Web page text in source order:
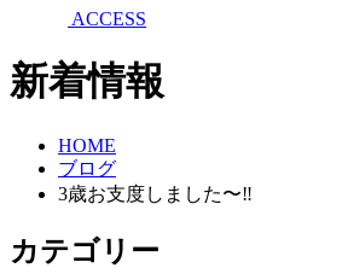
ACCESS
新着情報
HOME
ブログ
3歳お支度しました〜‼︎
カテゴリー